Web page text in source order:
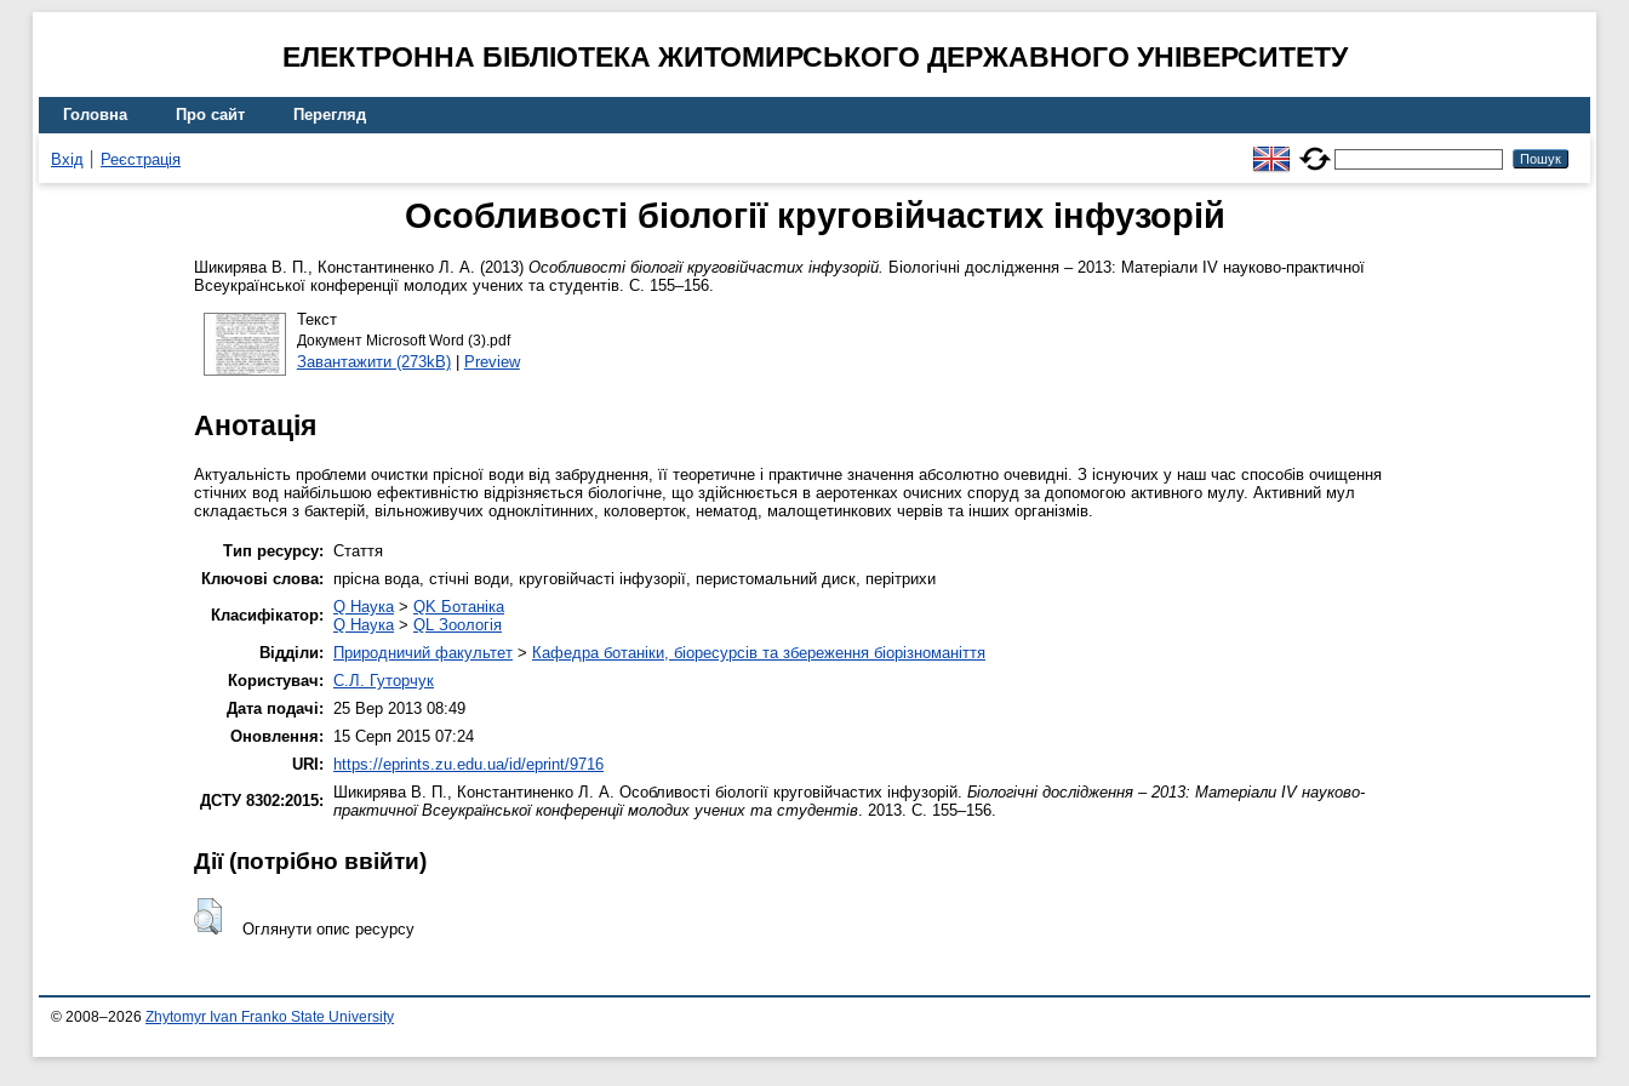
ЕЛЕКТРОННА БІБЛІОТЕКА ЖИТОМИРСЬКОГО ДЕРЖАВНОГО УНІВЕРСИТЕТУ
Головна Про сайт Перегляд
Вхід Реєстрація
Особливості біології круговійчастих інфузорій
Шикирява В. П., Константиненко Л. А. (2013) Особливості біології круговійчастих інфузорій. Біологічні дослідження – 2013: Матеріали IV науково-практичної
Всеукраїнської конференції молодих учених та студентів. С. 155–156.
Текст
Документ Microsoft Word (3).pdf
Завантажити (273kB)| Preview
Анотація
Актуальність проблеми очистки прісної води від забруднення, її теоретичне і практичне значення абсолютно очевидні. З існуючих у наш час способів очищення
стічних вод найбільшою ефективністю відрізняється біологічне, що здійснюється в аеротенках очисних споруд за допомогою активного мулу. Активний мул
складається з бактерій, вільноживучих одноклітинних, коловерток, нематод, малощетинкових червів та інших організмів.
Тип ресурсу: Стаття
Ключові слова: прісна вода, стічні води, круговійчасті інфузорії, перистомальний диск, перітрихи
Класифікатор: Q Наука > QK Ботаніка
Q Наука > QL Зоологія
Відділи:
Природничий факультет > Кафедра ботаніки, біоресурсів та збереження біорізноманіття
Користувач: С.Л. Гуторчук
Дата подачі:
25 Вер 2013 08:49
Оновлення:
15 Серп 2015 07:24
URI: https://eprints.zu.edu.ua/id/eprint/9716
ДСТУ 8302:2015:
Шикирява В. П. Константиненко Л. А. Особливості біології круговійчастих інфузорій. Біологічні дослідження – 2013: Матеріали IV науково-
практичної Всеукраїнської конференції молодих учених та студентів . 2013. С. 155–156.
Дії ​​(потрібно ввійти)
Оглянути опис ресурсу
© 2008–2026 Zhytomyr Ivan Franko State University